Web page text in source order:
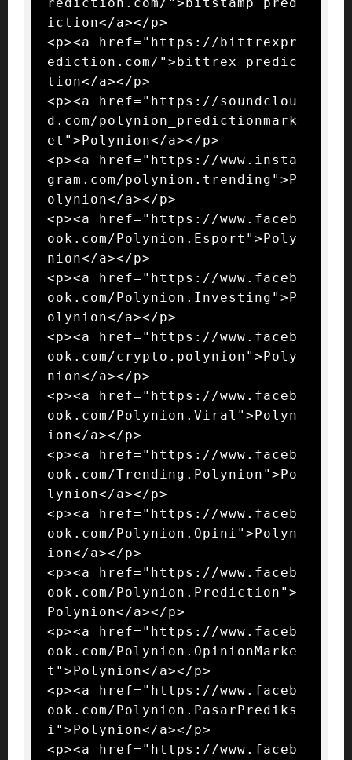
iction</a></p>
<p><a href="https://bittrexpr
ediction.com/">bittrex predic
tion</a></p>
<p><a href="https://soundclou
d.com/polynion_predictionmark
et">Polynion</a></p>
<p><a href="https://www.insta
gram.com/polynion.trending">P
olynion</a></p>
<p><a href="https://www.faceb
ook.com/Polynion.Esport">Poly
nion</a></p>
<p><a href="https://www.faceb
ook.com/Polynion.Investing">P
olynion</a></p>
<p><a href="https://www.faceb
ook.com/crypto.polynion">Poly
nion</a></p>
<p><a href="https://www.faceb
ook.com/Polynion.Viral">Polyn
ion</a></p>
<p><a href="https://www.faceb
ook.com/Trending.Polynion">Po
lynion</a></p>
<p><a href="https://www.faceb
ook.com/Polynion.Opini">Polyn
ion</a></p>
<p><a href="https://www.faceb
ook.com/Polynion.Prediction">
Polynion</a></p>
<p><a href="https://www.faceb
ook.com/Polynion.OpinionMarke
t">Polynion</a></p>
<p><a href="https://www.faceb
ook.com/Polynion.PasarPrediks
i">Polynion</a></p>
<p><a href="https://www.faceb